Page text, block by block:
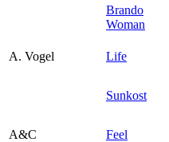
Gavekort
Best på service
Brando
Woman
A. Vogel
Life
Sunkost
A&C
Feel